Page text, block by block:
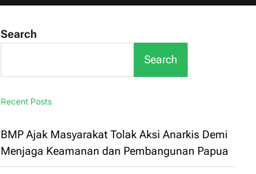
Search
Search
Recent Posts
BMP Ajak Masyarakat Tolak Aksi Anarkis Demi
Menjaga Keamanan dan Pembangunan Papua